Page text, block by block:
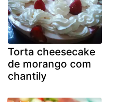
Torta cheesecake
de morango com
chantily